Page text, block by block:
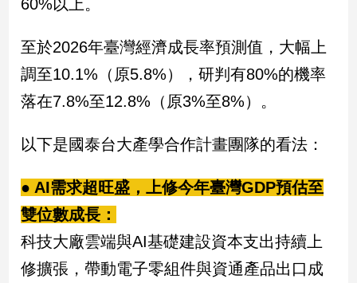
點
民
調
國
焦
觀
點
兩
60%以上。
至於2026年臺灣經濟成長率預測值，大幅上
調至10.1%（原5.8%），研判有80%的機率
落在7.8%至12.8%（原3%至8%）。
以下是國泰台大產學合作計畫團隊的看法：
● AI需求超旺盛，上修今年臺灣GDP預估至
雙位數成長：
科技大廠雲端與AI基礎建設資本支出持續上
修擴張，帶動電子零組件與資通產品出口成